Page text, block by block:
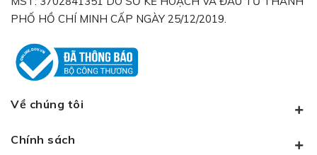
PHỐ HỒ CHÍ MINH CẤP NGÀY 25/12/2019.
Về chúng tôi
Chính sách